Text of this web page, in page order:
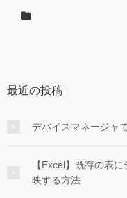
最近の投稿
デバイスマネージャ
【Excel】既存の表
映する方法